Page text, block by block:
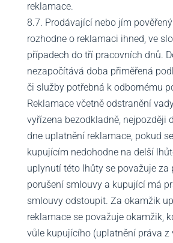
reklamace.
8.7. Prodávající nebo jím
rozhodne o reklamaci ihned, ve
případech do tří pracovních dnů.
nezapočítává doba přiměřená
či služby potřebná k odbornému
Reklamace včetně odstranění
vyřízena bezodkladně, nejpozději
dne uplatnění reklamace, pokud
kupujícím nedohodne na delší
uplynutí této lhůty se považuje za
porušení smlouvy a kupující má
smlouvy odstoupit. Za okamžik
reklamace se považuje okamžik,
vůle kupujícího (uplatnění práva z